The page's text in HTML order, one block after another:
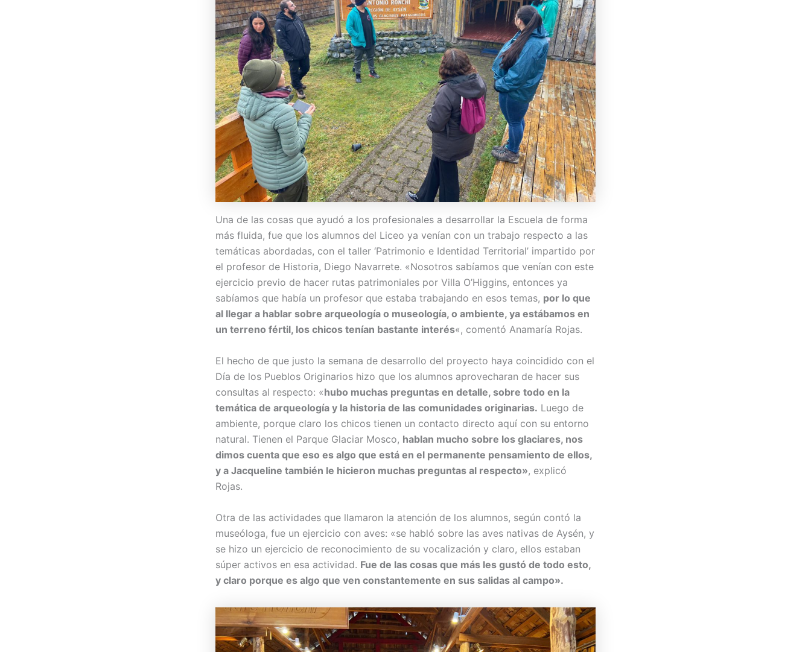
Una de las cosas que ayudó a los profesionales a desarrollar la Escuela de forma
más fluida, fue que los alumnos del Liceo ya venían con un trabajo respecto a las
temáticas abordadas, con el taller ‘Patrimonio e Identidad Territorial’ impartido por
el profesor de Historia, Diego Navarrete. «Nosotros sabíamos que venían con este
ejercicio previo de hacer rutas patrimoniales por Villa O’Higgins, entonces ya
sabíamos que había un profesor que estaba trabajando en esos temas, por lo que
al llegar a hablar sobre arqueología o museología, o ambiente, ya estábamos en
un terreno fértil, los chicos tenían bastante interés«, comentó Anamaría Rojas.
El hecho de que justo la semana de desarrollo del proyecto haya coincidido con el
Día de los Pueblos Originarios hizo que los alumnos aprovecharan de hacer sus
consultas al respecto: «hubo muchas preguntas en detalle, sobre todo en la
temática de arqueología y la historia de las comunidades originarias. Luego de
ambiente, porque claro los chicos tienen un contacto directo aquí con su entorno
natural. Tienen el Parque Glaciar Mosco, hablan mucho sobre los glaciares, nos
dimos cuenta que eso es algo que está en el permanente pensamiento de ellos,
y a Jacqueline también le hicieron muchas preguntas al respecto», explicó
Rojas.
Otra de las actividades que llamaron la atención de los alumnos, según contó la
museóloga, fue un ejercicio con aves: «se habló sobre las aves nativas de Aysén, y
se hizo un ejercicio de reconocimiento de su vocalización y claro, ellos estaban
súper activos en esa actividad. Fue de las cosas que más les gustó de todo esto,
y claro porque es algo que ven constantemente en sus salidas al campo».